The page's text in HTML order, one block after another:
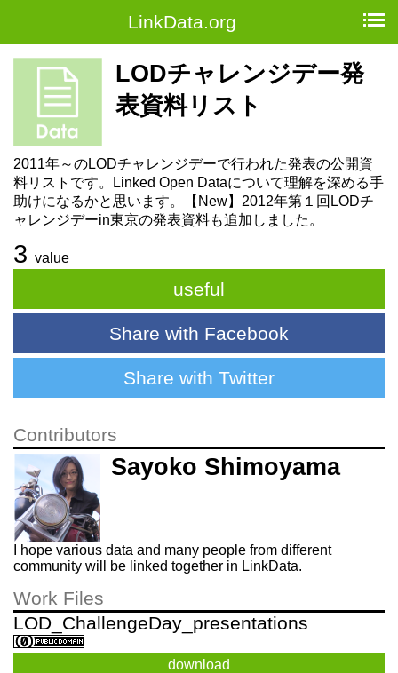
LinkData.org
LODチャレンジデー発
表資料リスト
2011年～のLODチャレンジデーで行われた発表の公開資
料リストです。Linked Open Dataについて理解を深める手
助けになるかと思います。【New】2012年第１回LODチ
ャレンジデーin東京の発表資料も追加しました。
3 value
useful
Share with Facebook
Share with Twitter
Contributors
Sayoko Shimoyama
I hope various data and many people from different
community will be linked together in LinkData.
Work Files
LOD_ChallengeDay_presentations
download